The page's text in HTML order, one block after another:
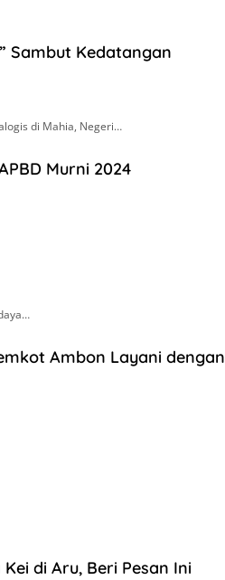
Sambut Kedatangan
di Mahia, Negeri…
Murni 2024
Ambon Layani dengan
di Aru, Beri Pesan Ini